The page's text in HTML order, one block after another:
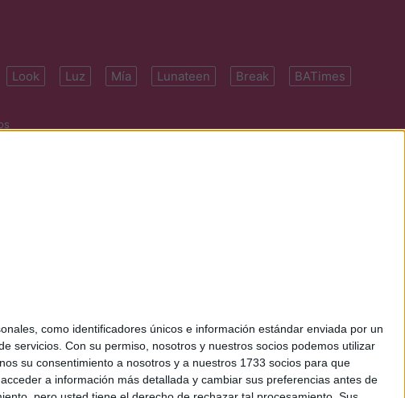
como identificadores únicos e información estándar enviada por un
servicios. Con su permiso, nosotros y nuestros socios podemos utilizar
su consentimiento a nosotros y a nuestros 1733 socios para que
a información más detallada y cambiar sus preferencias antes de
Look Luz Mía Lunateen Break BATimes